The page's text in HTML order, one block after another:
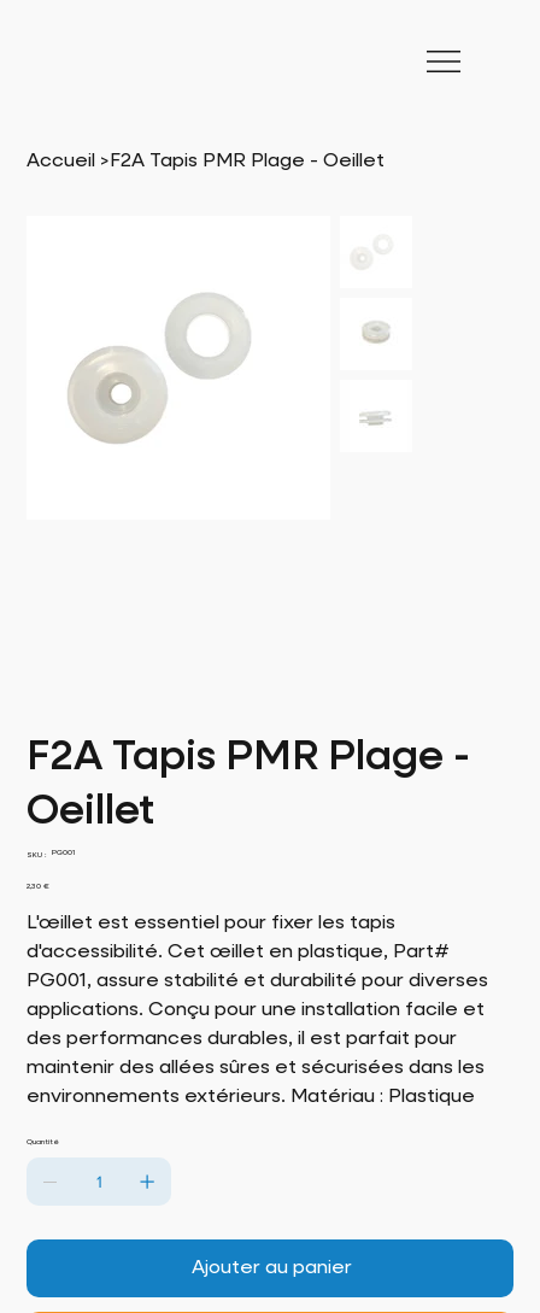
Accueil >F2A Tapis PMR Plage - Oeillet
F2A Tapis PMR Plage -
Oeillet
SKU :
SKU
PG001
Prix
2,30 €
L'œillet est essentiel pour fixer les tapis
d'accessibilité. Cet œillet en plastique, Part#
PG001, assure stabilité et durabilité pour diverses
applications. Conçu pour une installation facile et
des performances durables, il est parfait pour
maintenir des allées sûres et sécurisées dans les
environnements extérieurs. Matériau : Plastique
Quantité
Ajouter au panier